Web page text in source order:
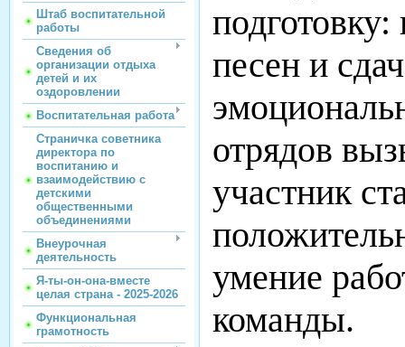
Штаб воспитательной
работы
Сведения об
организации отдыха
детей и их
оздоровлении
Воспитательная работа
Страничка советника
директора по
воспитанию и
взаимодействию с
детскими
общественными
объединениями
Внеурочная
деятельность
Я-ты-он-она-вместе
целая страна - 2025-2026
Функциональная
грамотность
песен и
отрядов
участник
умение
команды.